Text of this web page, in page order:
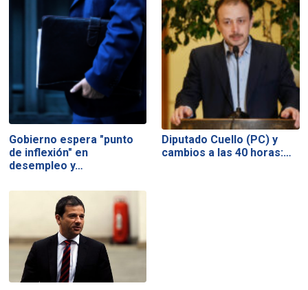
Gobierno espera "punto
de inflexión" en
desempleo y…
Diputado Cuello (PC) y
cambios a las 40 horas:…